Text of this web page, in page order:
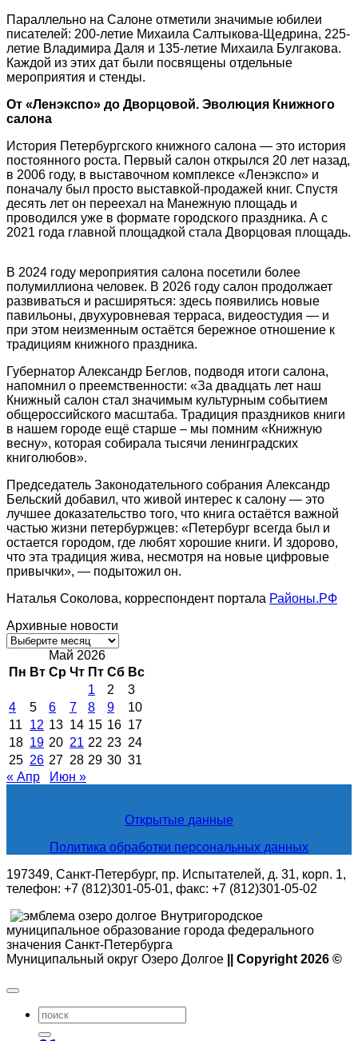
Параллельно на Салоне отметили значимые юбилеи
писателей: 200-летие Михаила Салтыкова-Щедрина, 225-
летие Владимира Даля и 135-летие Михаила Булгакова.
Каждой из этих дат были посвящены отдельные
мероприятия и стенды.
От «Ленэкспо» до Дворцовой. Эволюция Книжного
салона
История Петербургского книжного салона — это история
постоянного роста. Первый салон открылся 20 лет назад,
в 2006 году, в выставочном комплексе «Ленэкспо» и
поначалу был просто выставкой-продажей книг. Спустя
десять лет он переехал на Манежную площадь и
проводился уже в формате городского праздника. А с
2021 года главной площадкой стала Дворцовая площадь.
В 2024 году мероприятия салона посетили более
полумиллиона человек. В 2026 году салон продолжает
развиваться и расширяться: здесь появились новые
павильоны, двухуровневая терраса, видеостудия — и
при этом неизменным остаётся бережное отношение к
традициям книжного праздника.
Губернатор Александр Беглов, подводя итоги салона,
напомнил о преемственности: «За двадцать лет наш
Книжный салон стал значимым культурным событием
общероссийского масштаба. Традиция праздников книги
в нашем городе ещё старше – мы помним «Книжную
весну», которая собирала тысячи ленинградских
книголюбов».
Председатель Законодательного собрания Александр
Бельский добавил, что живой интерес к салону — это
лучшее доказательство того, что книга остаётся важной
частью жизни петербуржцев: «Петербург всегда был и
остается городом, где любят хорошие книги. И здорово,
что эта традиция жива, несмотря на новые цифровые
привычки», — подытожил он.
Наталья Соколова, корреспондент портала Районы.РФ
Архивные новости
Архивные
новостиМай 2026
Пн Вт Ср Чт Пт Сб Вс
1
2
3
4
5 6 7 8 9
10
11
12 13 14 15 16 17
18 19 20 21 22 23 24
25 26 27 28 29 30 31
« Апр
Июн »
Открытые данные
Политика обработки персональных данных
197349, Санкт-Петербург, пр. Испытателей, д. 31, корп. 1,
телефон: +7 (812)301-05-01, факс: +7 (812)301-05-02
Внутригородское
муниципальное образование города федерального
значения Санкт-Петербурга
Муниципальный округ Озеро Долгое
|| Copyright 2026 ©